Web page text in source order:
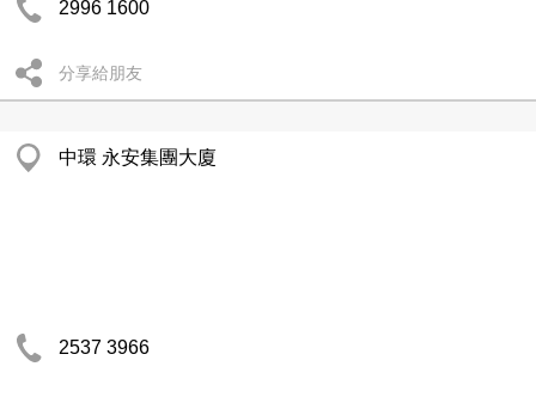
2996 1600
分享給朋友
中環 永安集團大廈
2537 3966